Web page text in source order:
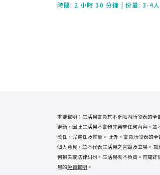
時間: 2 小時 30 分鐘 | 份量: 3-4人
重要聲明：生活易會員於本網站內所發表的全
更新，因此生活易不會預先審查任何內容，並
確性、完整性及質量。 此外，會員所發表的全
個人意見，並不代表生活易之言論及立場。
何損失或法律糾紛，生活易概不負責。有關詳
易的免責聲明 。